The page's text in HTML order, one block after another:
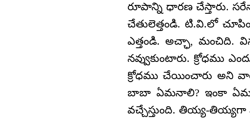
రూపాన్ని ధారణ చేస్తారు.
చేతులెత్తండి. టి.వి.లో
ఎత్తండి. అచ్ఛా,
నవ్వుకుంటారు. క్రోధము
క్రోధము చేయించారు అని
బాబా ఏమనాలి? ఇంకా
వచ్చేస్తుంది. తియ్య-